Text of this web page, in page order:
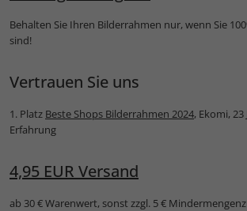
Behalten Sie Ihren Bilderrahmen nur, wenn Sie
sind!
Vertrauen Sie uns
1. Platz Beste Shops Bilderrahmen 2024, Ekomi, 23
Erfahrung
4,95 EUR Versand
ab 30 € Warenwert, sonst zzgl. 5 €